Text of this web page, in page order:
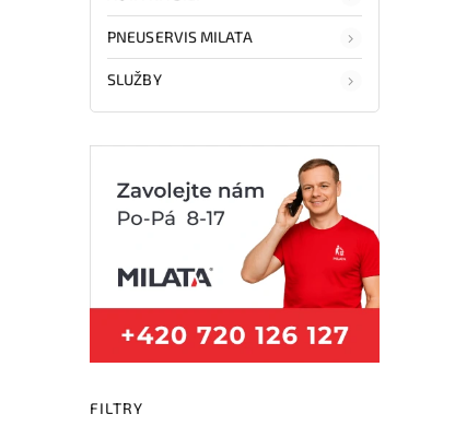
PNEUSERVIS MILATA
SLUŽBY
FILTRY